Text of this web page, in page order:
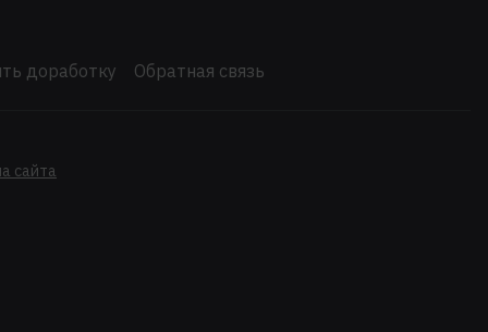
доработку Обратная связь
сайта